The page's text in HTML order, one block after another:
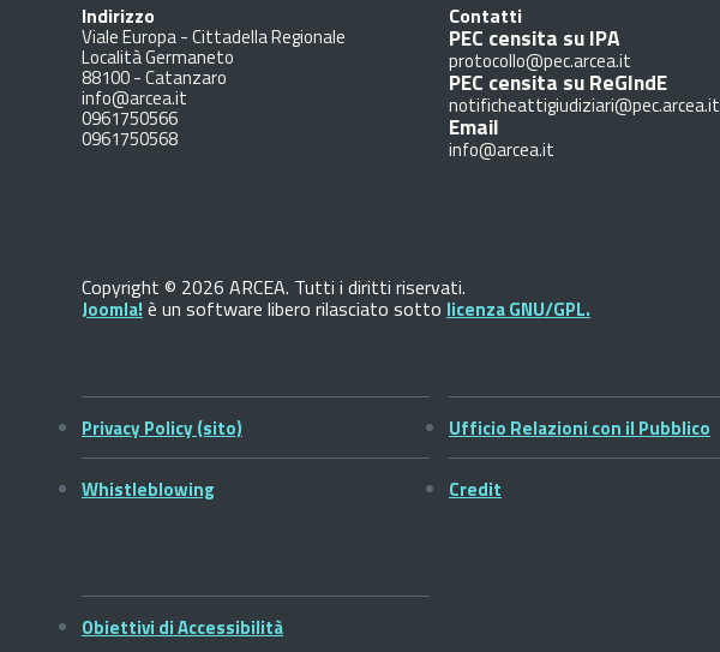
Indirizzo
Viale Europa - Cittadella Regionale
Località Germaneto
88100-Catanzaro
info@arcea.it
0961750566
0961750568
Contatti
PEC censita su IPA
protocollo@pec.arcea.it
PEC censita su ReGIndE
notificheattigiudiziari@pec.arcea.it
Email
info@arcea.it
Copyright © 2026 ARCEA. Tutti i diritti riservati.
Joomla! è un software libero rilasciato sotto licenza GNU/GPL.
Privacy Policy (sito)
Whistleblowing
Ufficio Relazioni con il Pubblico
Credit
Obiettivi di Accessibilità